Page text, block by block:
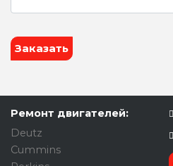
Заказать
Ремонт двигателей:
Deutz
Cummins